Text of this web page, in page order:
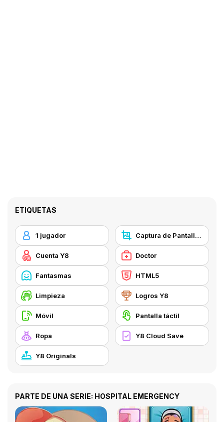
ETIQUETAS
1 jugador Captura de Pantalla Y8
Cuenta Y8 Doctor
Fantasmas HTML5
Limpieza Logros Y8
Móvil Pantalla táctil
Ropa Y8 Cloud Save
Y8 Originals
PARTE DE UNA SERIE: HOSPITAL EMERGENCY